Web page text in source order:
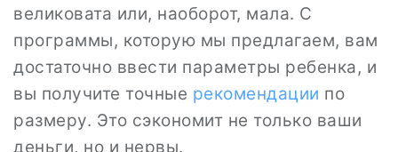
великовата или, наоборот, мала. С
программы, которую мы предлагаем, вам
достаточно ввести параметры ребенка, и
вы получите точные рекомендации по
размеру. Это сэкономит не только ваши
деньги, но и нервы.